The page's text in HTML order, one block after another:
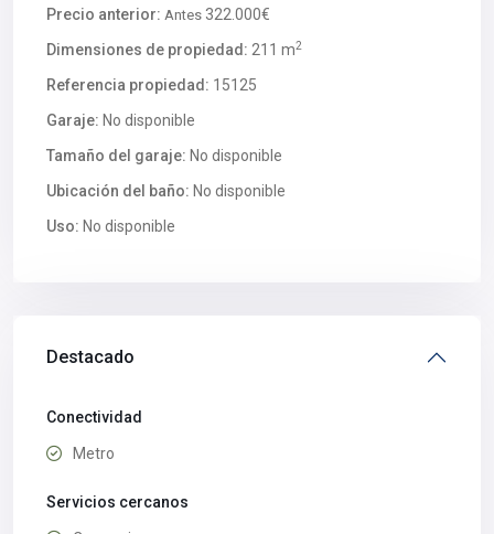
Precio anterior: Antes 322.000€
Dimensiones de propiedad: 211 m2
Referencia propiedad: 15125
Garaje: No disponible
Tamaño del garaje: No disponible
Ubicación del baño: No disponible
Uso: No disponible
Destacado
Conectividad
Metro
Servicios cercanos